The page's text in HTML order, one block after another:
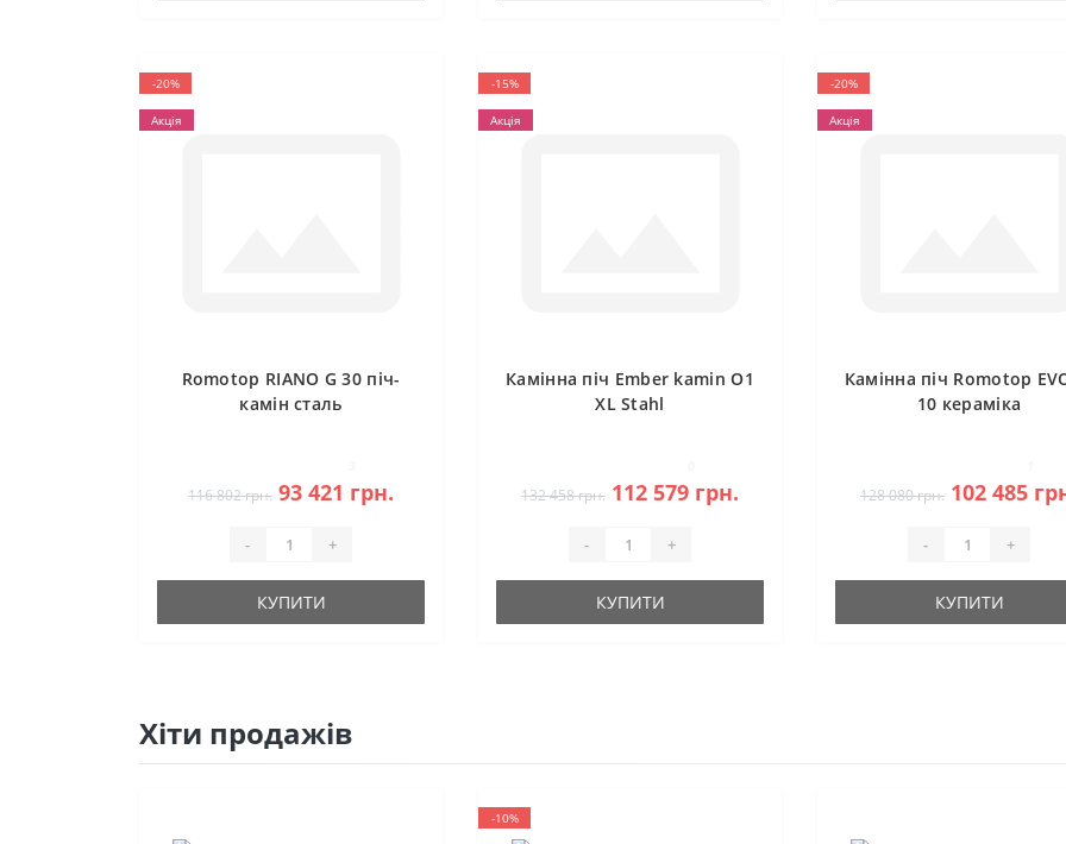
-20%
Акція
Romotop RIANO G 30 піч-
камін сталь
116 802 грн. 93 421 грн.
- +
КУПИТИ
-15%
Акція
Камінна піч Ember kamin O1
XL Stahl
132 458 грн. 112 579 грн.
- +
КУПИТИ
-20%
Акція
Камінна піч Romotop
10 кераміка
128 080 грн. 102 485
- +
КУПИТИ
Хіти продажів
-10%